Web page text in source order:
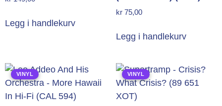
Legg i handlekurv
kr 75,00
Legg i handlekurv
VINYL VINYL